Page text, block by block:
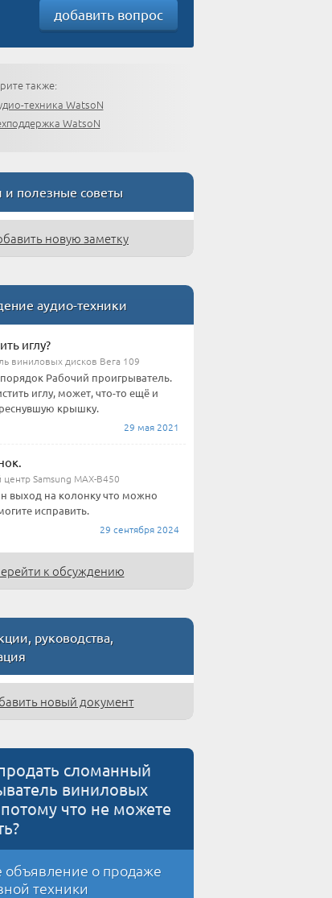
добавить вопрос
также:
техника WatsoN
WatsoN
полезные советы
новую заметку
аудио-техники
иглу?
виниловых дисков Вега 109
Рабочий проигрыватель.
иглу, может, что-то ещё и
крышку.
29 мая 2021
Samsung MAX-B450
выход на колонку что можно
исправить.
29 сентября 2024
к обсуждению
руководства,
новый документ
сломанный
виниловых
что не можете
объявление о продаже
техники